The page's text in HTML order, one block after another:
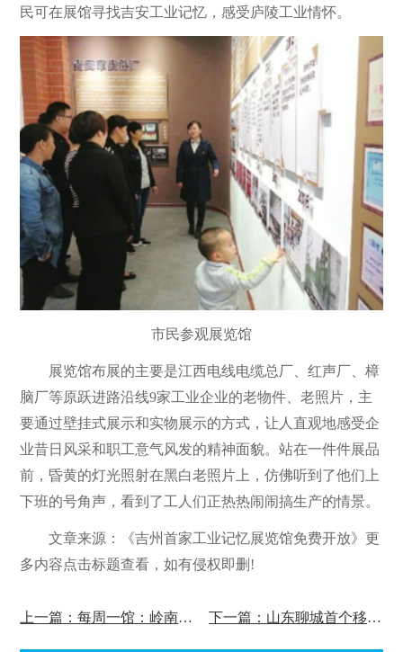
民可在展馆寻找吉安工业记忆，感受庐陵工业情怀。
市民参观展览馆
展览馆布展的主要是江西电线电缆总厂、红声厂、樟
脑厂等原跃进路沿线9家工业企业的老物件、老照片，主
要通过壁挂式展示和实物展示的方式，让人直观地感受企
业昔日风采和职工意气风发的精神面貌。站在一件件展品
前，昏黄的灯光照射在黑白老照片上，仿佛听到了他们上
下班的号角声，看到了工人们正热热闹闹搞生产的情景。
文章来源：《吉州首家工业记忆展览馆免费开放》更
多内容点击标题查看，如有侵权即删!
上一篇：每周一馆：岭南会展览馆 下一篇：山东聊城首个移动5G体验展厅正式亮相